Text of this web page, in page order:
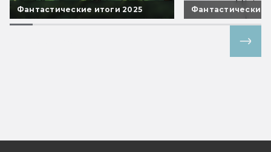
Фантастические итоги 2025 Фантастические